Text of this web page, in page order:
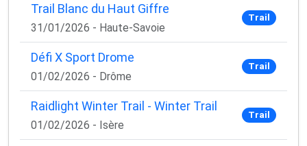
Trail Blanc du Haut Giffre
31/01/2026 - Haute-Savoie
Trail
Défi X Sport Drome
01/02/2026 - Drôme
Trail
Raidlight Winter Trail - Winter Trail
01/02/2026 - Isère
Trail